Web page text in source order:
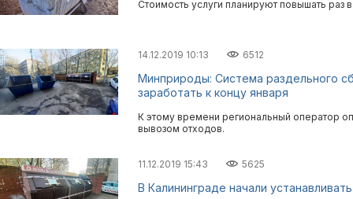
Стоимость услуги планируют повышать раз
14.12.2019 10:13 6512
Минприроды: Система раздельного
заработать к концу января
К этому времени региональный оператор
вывозом отходов.
11.12.2019 15:43 5625
В Калининграде начали